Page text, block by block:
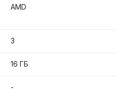
AMD
3
16 ГБ
-